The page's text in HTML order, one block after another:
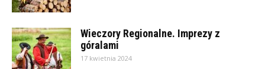
Wieczory Regionalne. Imprezy z
góralami
17 kwietnia 2024